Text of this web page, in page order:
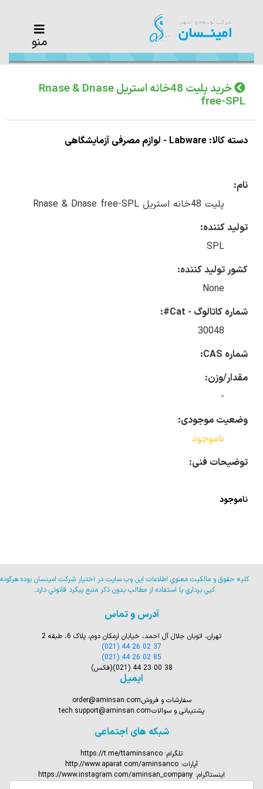
منو
خرید پلیت 48خانه استریل Rnase & Dnase
free-SPL
دسته کالا: Labware - لوازم مصرفی آزمایشگاهی
نام:
پلیت 48خانه استریل Rnase & Dnase free-SPL
تولید کننده:
SPL
کشور تولید کننده:
None
شماره کاتالوگ - Cat#:
30048
شماره CAS:
مقدار/وزن:
وضعیت موجودی:
ناموجود
توضیحات فنی:
ناموجود
كليه حقوق و مالكيت معنوي اطلاعات اين وب سايت در اختيار شركت امينسان بوده هرگونه
كپي برداري يا استفاده از مطالب بدون ذكر منبع پيگرد قانوني دارد.
آدرس و تماس
تهران، اتوبان جلال آل احمد، خیابان ارمکان دوم، پلاک 6، طبقه 2
(021) 44 26 02 37
(021) 44 26 02 85
(021) 44 23 00 38(فکس)
ایمیل
سفارشات و فروشorder@aminsan.com
پشتیبانی و سوالاتtech.support@aminsan.com
شبکه های اجتماعی
تلگرام:https://t.me/ttaminsanco
آپارات:http://www.aparat.com/aminsanco
اینستاگرام:https://www.instagram.com/aminsan_company